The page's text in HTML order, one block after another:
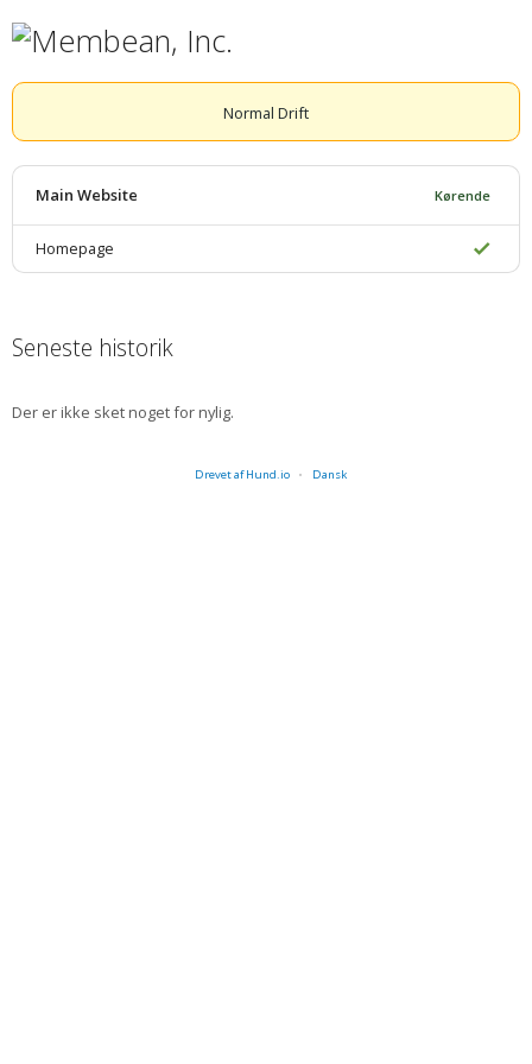
Normal Drift
Main Website Kørende
Homepage
Seneste historik
Der er ikke sket noget for nylig.
Drevet af Hund.io Dansk